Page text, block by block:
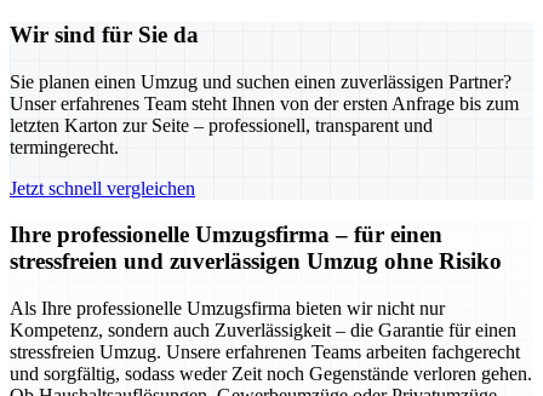
Wir sind für Sie da
Sie planen einen Umzug und suchen einen zuverlässigen Partner?
Unser erfahrenes Team steht Ihnen von der ersten Anfrage bis zum
letzten Karton zur Seite – professionell, transparent und
termingerecht.
Jetzt schnell vergleichen
Ihre professionelle Umzugsfirma – für einen
stressfreien und zuverlässigen Umzug ohne Risiko
Als Ihre professionelle Umzugsfirma bieten wir nicht nur
Kompetenz, sondern auch Zuverlässigkeit – die Garantie für einen
stressfreien Umzug. Unsere erfahrenen Teams arbeiten fachgerecht
und sorgfältig, sodass weder Zeit noch Gegenstände verloren gehen.